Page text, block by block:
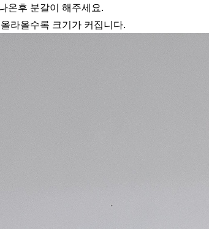
온후 분갈이 해주세요.
라올수록 크기가 커집니다.